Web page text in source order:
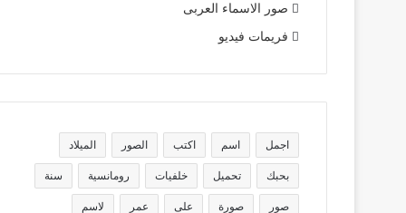
صور الاسماء العربى
فريمات فيديو
اجمل اسم اكتب الصور الميلاد
بحبك تحميل خلفيات رومانسية سنة
صور صورة على عمر لاسم